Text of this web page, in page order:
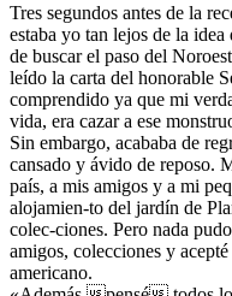
Tres segundos antes de la
estaba yo tan lejos de la
de buscar el paso del
leído la carta del honorable
comprendido ya que mi
vida, era cazar a ese
Sin embargo, acababa de
cansado y ávido de reposo.
país, a mis amigos y a mi
alojamien-to del jardín de
colec-ciones. Pero nada
amigos, colecciones y
americano.